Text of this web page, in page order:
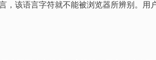
，该语言字符就不能被浏览器所辨别。用